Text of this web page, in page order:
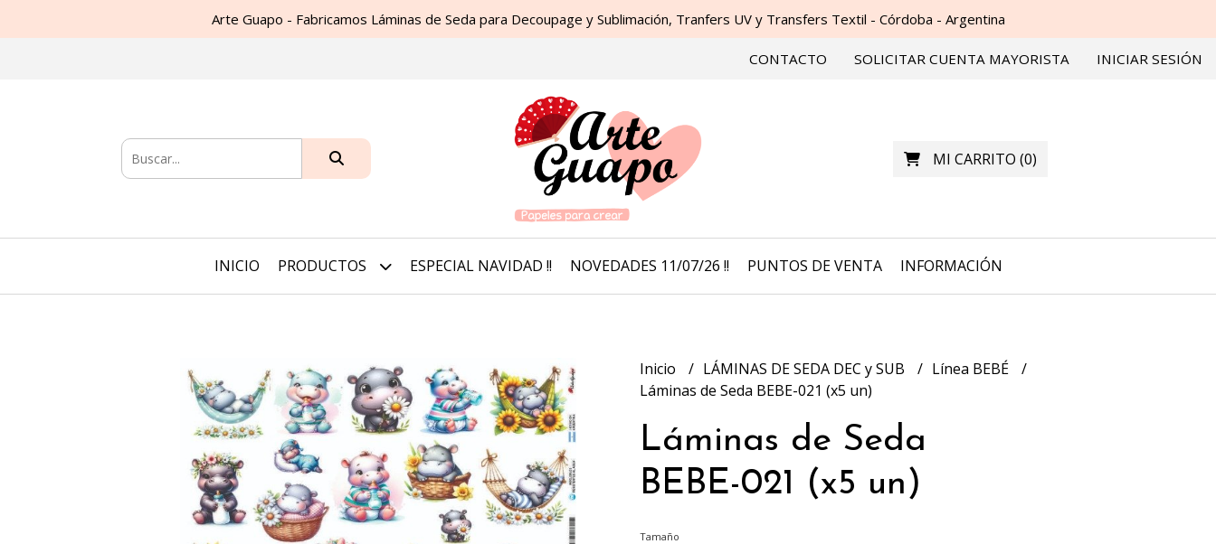
Arte Guapo - Fabricamos Láminas de Seda para Decoupage y Sublimación, Tranfers UV y Transfers Textil - Córdoba - Argentina
CONTACTO SOLICITAR CUENTA MAYORISTA INICIAR SESIÓN
MI CARRITO (0)
INICIO PRODUCTOS ESPECIAL NAVIDAD !! NOVEDADES 11/07/26 !! PUNTOS DE VENTA INFORMACIÓN
Inicio LÁMINAS DE SEDA DEC y SUB
Línea BEBÉ
Láminas de Seda BEBE-021 (x5 un)
Láminas de Seda
BEBE-021 (x5 un)
Tamaño